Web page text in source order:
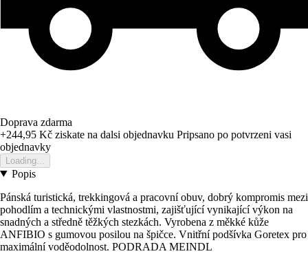
Doprava zdarma
+244,95 Kč ziskate na dalsi objednavku Pripsano po potvrzeni vasi
objednavky
Loading...
Popis
Pánská turistická, trekkingová a pracovní obuv, dobrý kompromis mezi
pohodlím a technickými vlastnostmi, zajišťující vynikající výkon na
snadných a středně těžkých stezkách. Vyrobena z měkké kůže
ANFIBIO s gumovou posilou na špičce. Vnitřní podšívka Goretex pro
maximální voděodolnost. PODRADA MEINDL